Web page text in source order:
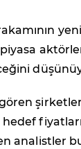
hedef
analistler bu